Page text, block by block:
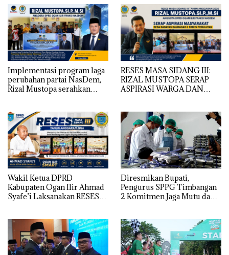
Implementasi program laga
perubahan partai NasDem,
Rizal Mustopa serahkan
RESES MASA SIDANG III:
RIZAL MUSTOPA SERAP
ASPIRASI WARGA DAN
HUDA
Wakil Ketua DPRD
Kabupaten Ogan Ilir Ahmad
Syafe’i Laksanakan RESES
Langsung Aspirasi
Masyarakat
Diresmikan Bupati,
Pengurus SPPG Timbangan
2 Komitmen Jaga Mutu dan